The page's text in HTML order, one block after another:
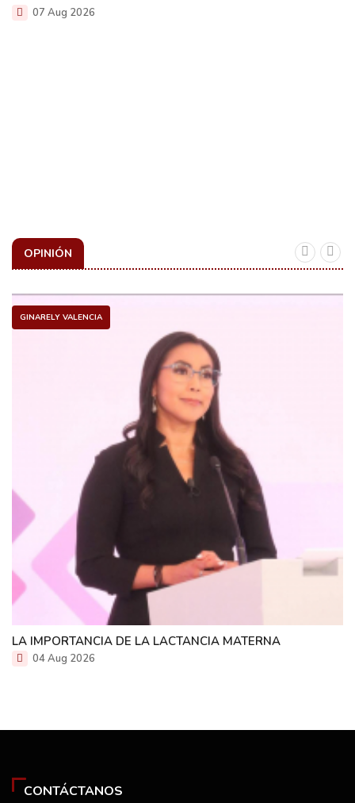
07 Aug 2026
OPINIÓN
GINARELY VALENCIA
LA IMPORTANCIA DE LA LACTANCIA MATERNA
04 Aug 2026
CONTÁCTANOS